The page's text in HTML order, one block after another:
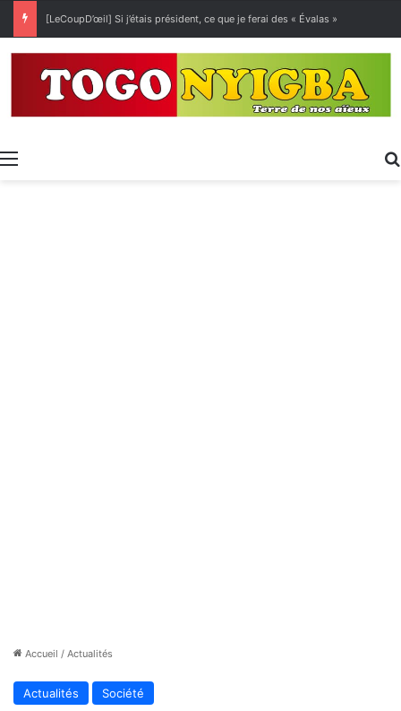
[LeCoupD’œil] Si j’étais président, ce que je ferai des « Évalas »
Menu
Accueil / Actualités
Actualités Société